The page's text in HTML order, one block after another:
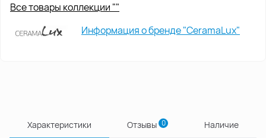
Все товары коллекции ""
Информация о бренде "CeramaLux"
Характеристики Отзывы 0 Наличие